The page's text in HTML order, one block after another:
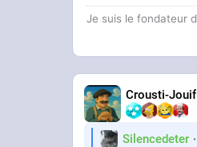
Je suis le fondateur
Crousti-Jouif
Silencedeter